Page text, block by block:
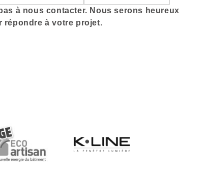
à nous contacter. Nous serons heureux
répondre à votre projet.